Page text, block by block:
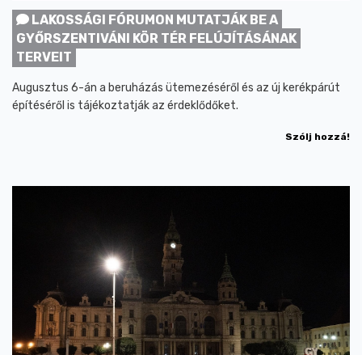
LAKOSSÁGI FÓRUMON MUTATJÁK BE A
GYŐRSZENTIVÁNI KÖR TÉR FELÚJÍTÁSÁNAK
TERVEIT
Augusztus 6-án a beruházás ütemezéséről és az új kerékpárút
építéséről is tájékoztatják az érdeklődőket.
Szólj hozzá!